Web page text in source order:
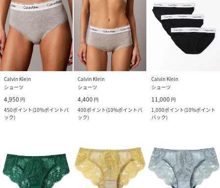
Calvin Klein
ショーツ
4,950 円
450ポイント(10%ポイントバ
ック)
Calvin Klein
ショーツ
4,400 円
400ポイント(10%ポイントバ
ック)
Calvin Klein
ショーツ
11,000 円
1,000ポイント(10%ポイント
バック)